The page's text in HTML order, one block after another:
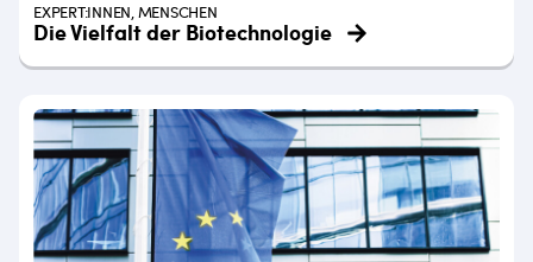
EXPERT:INNEN, MENSCHEN
Die Vielfalt der Biotechnologie